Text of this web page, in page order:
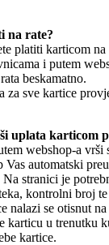
na rate?
platiti karticom na
i putem
beskamatno.
za sve kartice
uplata karticom
webshop-a vrši
Vas automatski
Na stranici je
kontrolni broj
nalazi se otisnut
karticu u trenutku
kartice.